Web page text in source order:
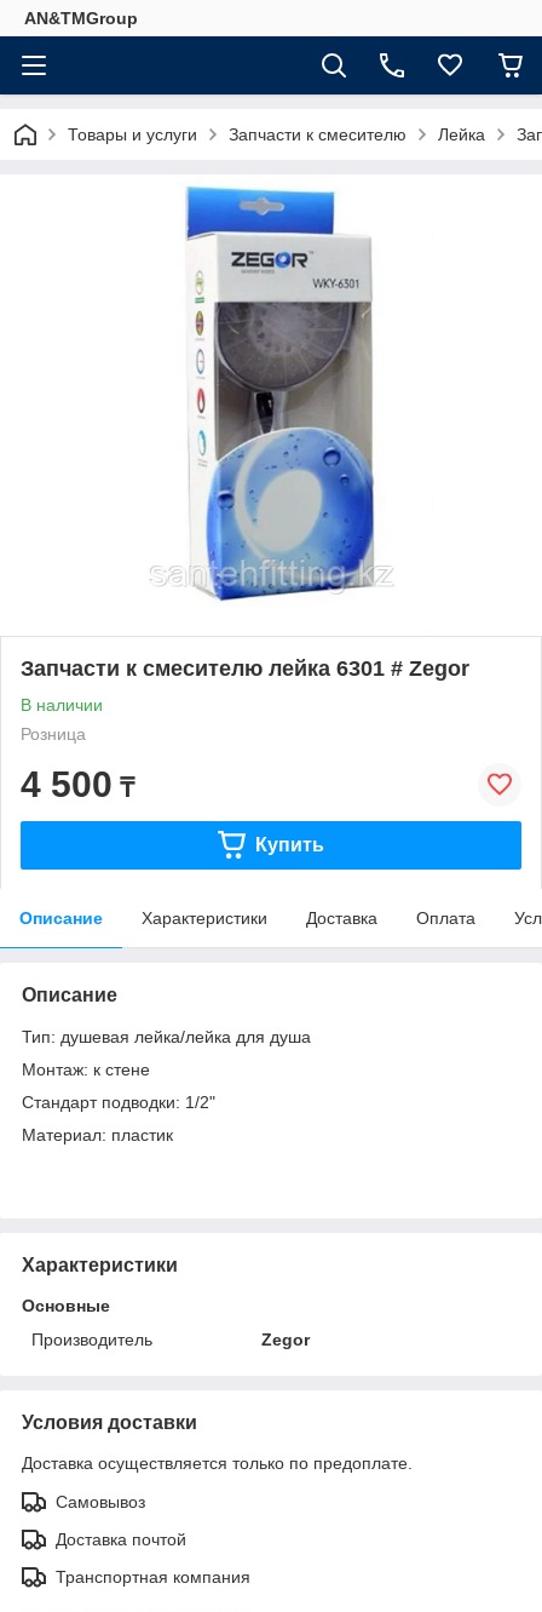
AN&TMGroup
Товары и услуги Запчасти к смесителю Лейка
Запчасти к смесителю лейка 6301 # Zegor
В наличии
Розница
4 500 ₸
Купить
Описание Характеристики Доставка Оплата
Описание
Тип: душевая лейка/лейка для душа
Монтаж: к стене
Стандарт подводки: 1/2"
Материал: пластик
Характеристики
Основные
Производитель
Zegor
Условия доставки
Доставка осуществляется только по предоплате.
Самовывоз
Доставка почтой
Транспортная компания